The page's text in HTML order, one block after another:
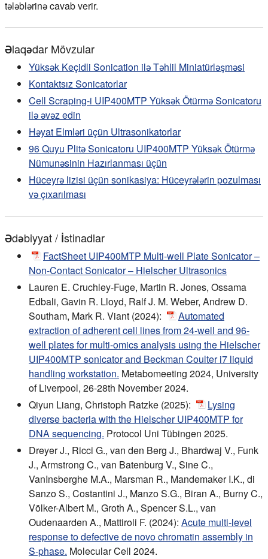
tələblərinə cavab verir.
Əlaqədar Mövzular
Yüksək Keçidli Sonication ilə Təhlil Miniatürləşməsi
Kontaktsız Sonicatorlar
Cell Scraping-i UIP400MTP Yüksək Ötürmə Sonicatoru
ilə əvəz edin
Həyat Elmləri üçün Ultrasonikatorlar
96 Quyu Plitə Sonicatoru UIP400MTP Yüksək Ötürmə
Nümunəsinin Hazırlanması üçün
Hüceyrə lizisi üçün sonikasiya: Hüceyrələrin pozulması
və çıxarılması
Ədəbiyyat / İstinadlar
FactSheet UIP400MTP Multi-well Plate Sonicator –
Non-Contact Sonicator – Hielscher Ultrasonics
Lauren E. Cruchley-Fuge, Martin R. Jones, Ossama
Edbali, Gavin R. Lloyd, Ralf J. M. Weber, Andrew D.
Southam, Mark R. Viant (2024):
Automated
extraction of adherent cell lines from 24-well and 96-
well plates for multi-omics analysis using the Hielscher
UIP400MTP sonicator and Beckman Coulter i7 liquid
handling workstation. Metabomeeting 2024, University
of Liverpool, 26-28th November 2024.
Qiyun Liang, Christoph Ratzke (2025):
Lysing
diverse bacteria with the Hielscher UIP400MTP for
DNA sequencing. Protocol Uni Tübingen 2025.
Dreyer J., Ricci G., van den Berg J., Bhardwaj V., Funk
J., Armstrong C., van Batenburg V., Sine C.,
VanInsberghe M.A., Marsman R., Mandemaker I.K., di
Sanzo S., Costantini J., Manzo S.G., Biran A., Burny C.,
Völker-Albert M., Groth A., Spencer S.L., van
Oudenaarden A., Mattiroli F. (2024): Acute multi-level
response to defective de novo chromatin assembly in
S-phase. Molecular Cell 2024.